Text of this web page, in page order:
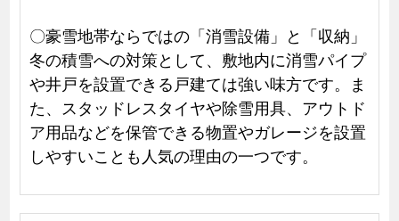
〇豪雪地帯ならではの「消雪設備」と「収納」
冬の積雪への対策として、敷地内に消雪パイプ
や井戸を設置できる戸建ては強い味方です。ま
た、スタッドレスタイヤや除雪用具、アウトド
ア用品などを保管できる物置やガレージを設置
しやすいことも人気の理由の一つです。